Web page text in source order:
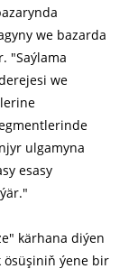
we bazarda
"Saýlama
we
ulgamyna
esasy
kärhana diýen
ösüşiniň ýene bir